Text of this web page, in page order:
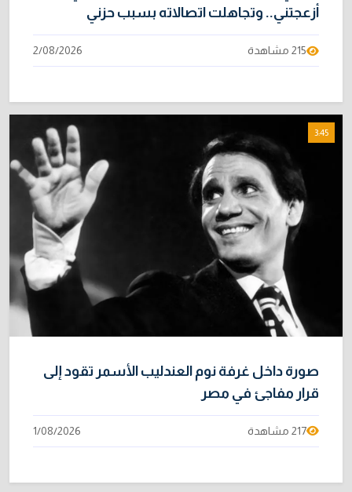
أزعجتني.. وتجاهلت اتصالاته بسبب حزني
215 مشاهدة 2/08/2026
3:45
صورة داخل غرفة نوم العندليب الأسمر تقود إلى
قرار مفاجئ في مصر
217 مشاهدة 1/08/2026